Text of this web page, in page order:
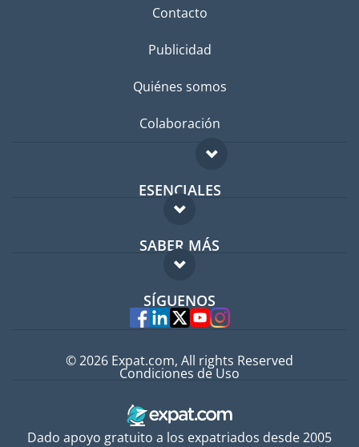
Contacto
Publicidad
Quiénes somos
Colaboración
ESENCIALES
Foro para expatriados
Guía para expatriados
Trabajos en el extranjero
SABER MÁS
FAQ
Expertos
SÍGUENOS
Dado apoyo gratuito a los expatriados desde 2005
© 2026 Expat.com, All rights Reserved
Condiciones de Uso